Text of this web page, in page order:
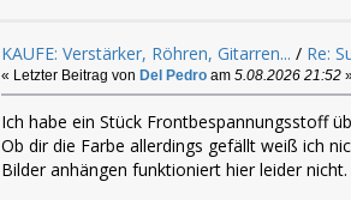
KAUFE: Verstärker, Röhren, Gitarren... / Re:
« Letzter Beitrag von Del Pedro am5.08.2026 21:52
Ich habe ein Stück Frontbespannungsstoff
Ob dir die Farbe allerdings gefällt weiß ich
Bilder anhängen funktioniert hier leider